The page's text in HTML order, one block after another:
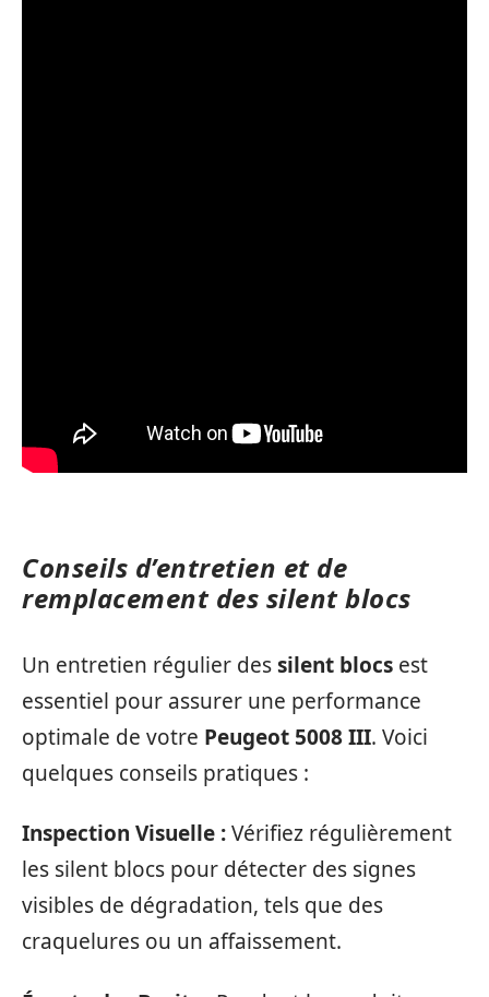
Conseils d’entretien et de
remplacement des silent blocs
Un entretien régulier dessilent blocs est
essentiel pour assurer une performance
optimale de votre Peugeot 5008 III. Voici
quelques conseils pratiques :
Inspection Visuelle :Vérifiez régulièrement
les silent blocs pour détecter des signes
visibles de dégradation, tels que des
craquelures ou un affaissement.